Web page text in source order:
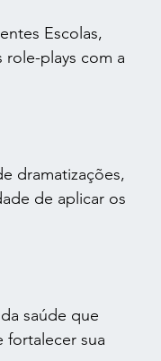
Escolas,
role-plays com a
dramatizações,
de aplicar os
saúde que
fortalecer sua